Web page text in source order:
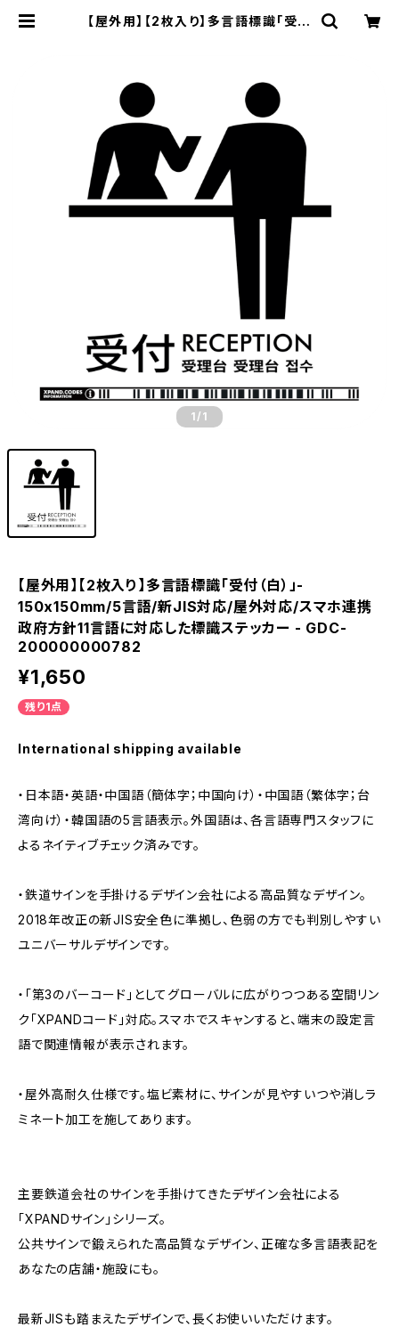
【屋外用】【2枚入り】多言語標識「受付
ストア銀座 / XPAND Store Ginza
- by XPAND Code
1 /1
【屋外用】【2枚入り】多言語標識「受付（白）」-
150x150mm/5言語/新JIS対応/屋外対応/スマホ連携
政府方針11言語に対応した標識ステッカー - GDC-
200000000782
¥1,650
残り1点
International shipping available
・日本語・英語・中国語（簡体字；中国向け）・中国語（繁体字；台
湾向け）・韓国語の5言語表示。外国語は、各言語専門スタッフに
よるネイティブチェック済みです。
・鉄道サインを手掛けるデザイン会社による高品質なデザイン。
2018年改正の新JIS安全色に準拠し、色弱の方でも判別しやすい
ユニバーサルデザインです。
・「第3のバーコード」としてグローバルに広がりつつある空間リン
ク「XPANDコード」対応。スマホでスキャンすると、端末の設定言
語で関連情報が表示されます。
・屋外高耐久仕様です。塩ビ素材に、サインが見やすいつや消しラ
ミネート加工を施してあります。
主要鉄道会社のサインを手掛けてきたデザイン会社による
「XPANDサイン」シリーズ。
公共サインで鍛えられた高品質なデザイン、正確な多言語表記を
あなたの店舗・施設にも。
最新JISも踏まえたデザインで、長くお使いいただけます。